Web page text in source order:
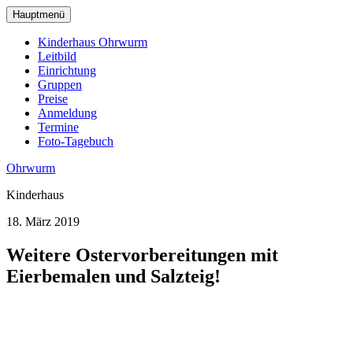
zum
Hauptinhalt
wechseln
Hauptmenü
Kinderhaus Ohrwurm
Leitbild
Einrichtung
Gruppen
Preise
Anmeldung
Termine
Foto-Tagebuch
Ohrwurm
Kinderhaus
18. März 2019
Weitere Ostervorbereitungen mit
Eierbemalen und Salzteig!